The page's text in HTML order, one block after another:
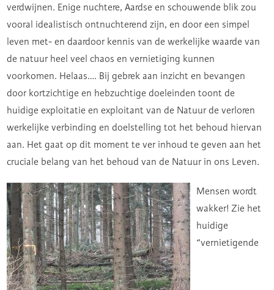
verdwijnen. Enige nuchtere, Aardse en schouwende blik zou
vooral idealistisch ontnuchterend zijn, en door een simpel
leven met- en daardoor kennis van de werkelijke waarde van
de natuur heel veel chaos en vernietiging kunnen
voorkomen. Helaas…. Bij gebrek aan inzicht en bevangen
door kortzichtige en hebzuchtige doeleinden toont de
huidige exploitatie en exploitant van de Natuur de verloren
werkelijke verbinding en doelstelling tot het behoud hiervan
aan. Het gaat op dit moment te ver inhoud te geven aan het
cruciale belang van het behoud van de Natuur in ons Leven.
Mensen wordt
wakker! Zie het
huidige
“vernietigende